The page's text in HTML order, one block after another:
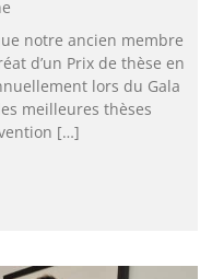
notre ancien membre
d’un Prix de thèse en
lors du Gala
meilleures thèses
[…]